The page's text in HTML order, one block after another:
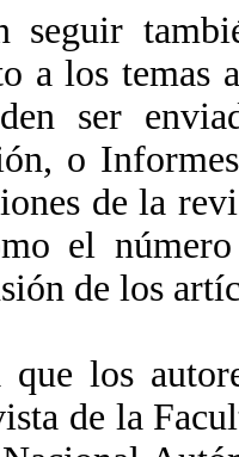
seguir
a los temas
ser
o
de la
el
de los
que los
de la